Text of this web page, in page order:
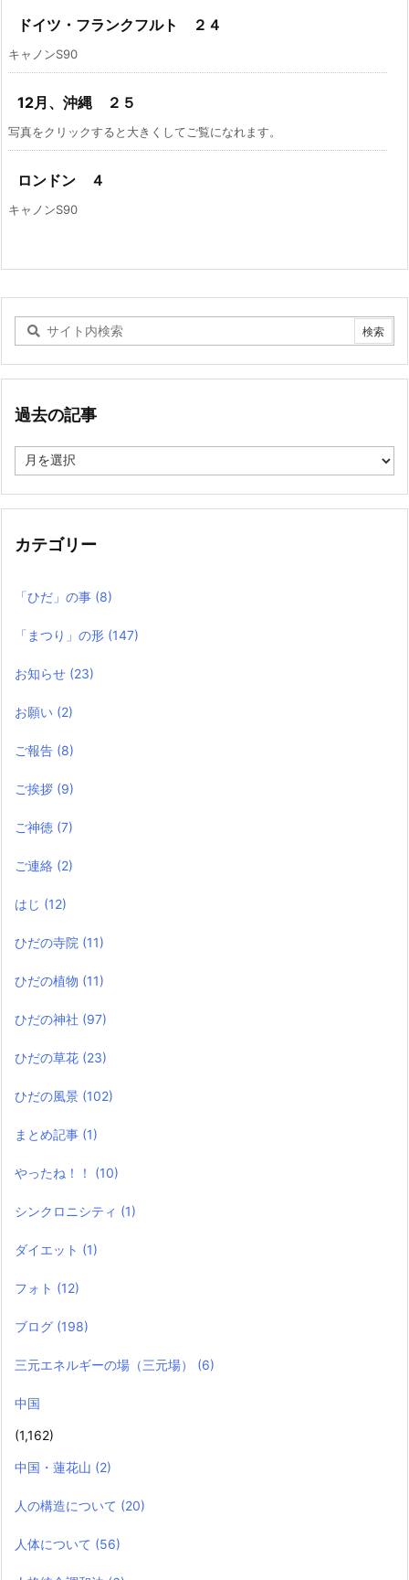
ドイツ・フランクフルト ２４
キャノンS90
12月、沖縄 ２５
写真をクリックすると大きくしてご覧になれます。
ロンドン ４
キャノンS90
過去の記事
去
記
カテゴリー
「ひだ」の事 (8)
「まつり」の形 (147)
お知らせ (23)
お願い (2)
ご報告 (8)
ご挨拶 (9)
ご神徳 (7)
ご連絡 (2)
はじ (12)
ひだの寺院 (11)
ひだの植物 (11)
ひだの神社 (97)
ひだの草花 (23)
ひだの風景 (102)
まとめ記事 (1)
やったね！！ (10)
シンクロニシティ (1)
ダイエット (1)
フォト (12)
ブログ (198)
三元エネルギーの場（三元場） (6)
中国
(1,162)
中国・蓮花山 (2)
人の構造について (20)
人体について (56)